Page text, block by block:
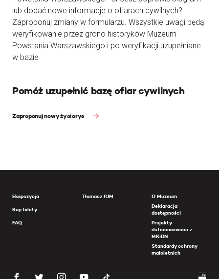
lub dodać nowe informacje o ofiarach cywilnych?
Zaproponuj zmiany w formularzu. Wszystkie uwagi będą
weryfikowanie przez grono historyków Muzeum
Powstania Warszawskiego i po weryfikacji uzupełniane
w bazie
Pomóż uzupełnić bazę ofiar cywilnych
Zaproponuj nowy życiorys
Ekspozycja
Kup bilety
FAQ
Tłumacz PJM
O Muzeum
Deklaracja
dostępności
Projekty
dofinansowane z
MKiDN
Standardy ochrony
małoletnich